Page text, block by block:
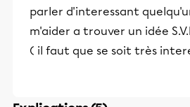
parler d'interessant
m'aider a trouver un idée
( il faut que se soit très